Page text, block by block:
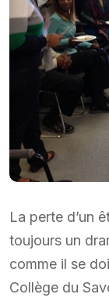
La perte d’un
toujours un
comme il se
Collège du